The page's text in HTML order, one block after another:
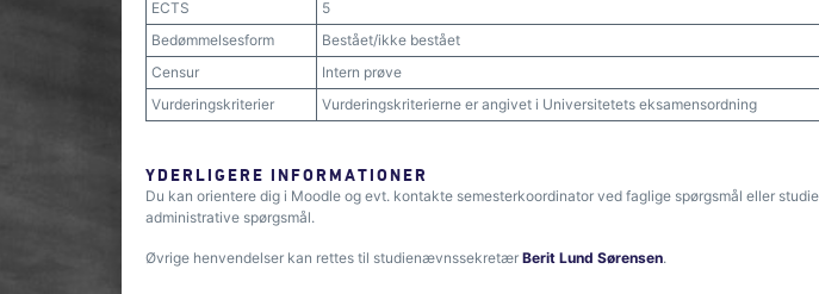
ECTS
5
Bedømmelsesform
Bestået/ikke bestået
Censur
Intern prøve
Vurderingskriterier
Vurderingskriterierne er angivet i Universitetets eksamensordning
YDERLIGERE INFORMATIONER
Du kan orientere dig i Moodle og evt. kontakte semesterkoordinator ved faglige spørgsmål eller
administrative spørgsmål.
Øvrige henvendelser kan rettes til studienævnssekretær Berit Lund Sørensen.